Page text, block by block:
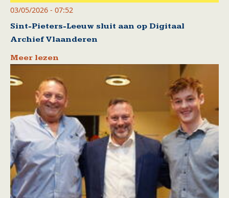
03/05/2026 - 07:52
Sint-Pieters-Leeuw sluit aan op Digitaal
Archief Vlaanderen
Meer lezen